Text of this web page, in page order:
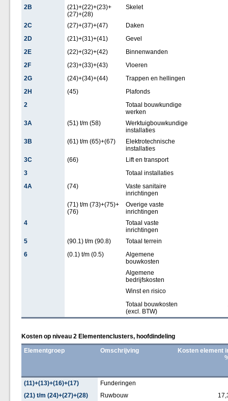
2B
(21)+(22)+(23)+
(27)+(28)
Skelet
2C (27)+(37)+(47)
Daken
2D
(21)+(31)+(41)
Gevel
2E
(22)+(32)+(42)
Binnenwanden
2F
(23)+(33)+(43)
Vloeren
2G
(24)+(34)+(44)
Trappen en hellingen
2H
(45)
Plafonds
2
Totaal bouwkundige
werken
3A
(51) t/m (58)
Werktuigbouwkundige
installaties
3B
(61) t/m (65)+(67)
Elektrotechnische
installaties
3C
(66)
Lift en transport
3
Totaal installaties
4A
(74)
Vaste sanitaire
inrichtingen
(71) t/m (73)+(75)+
(76)
Overige vaste
inrichtingen
4
Totaal vaste
inrichtingen
5
(90.1) t/m (90.8)
Totaal terrein
6
(0.1) t/m (0.5)
Algemene
bouwkosten
Algemene
bedrijfskosten
Winst en risico
Totaal bouwkosten
(excl. BTW)
Kosten op niveau 2 Elementenclusters, hoofdindeling
Elementgroep
Omschrijving
Kosten element
(11)+(13)+(16)+(17)
Funderingen
(21) t/m (24)+(27)+(28)
Ruwbouw